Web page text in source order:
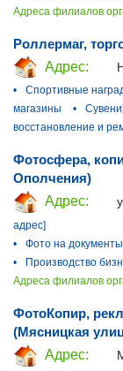
Адреса филиалов
Роллермаг,
Адрес:
•
Спортивные
магазины
•
восстановление и
Фотосфера,
Ополчения)
Адрес:
адрес]
•
Фото на документы
•
Производство
Адреса филиалов
ФотоКопир,
(Мясницкая
Адрес: